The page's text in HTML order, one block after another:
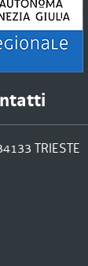
TRIESTE